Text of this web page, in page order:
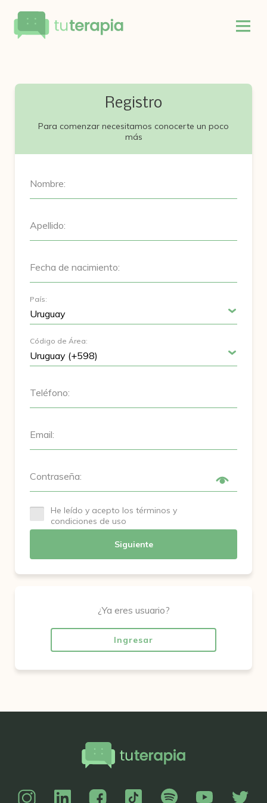
Registro
Para comenzar necesitamos conocerte un poco
más
Nombre:
Apellido:
Fecha de nacimiento:
País:
Código de Área:
Teléfono:
Email:
Contraseña:
He leído y acepto los términos y
condiciones de uso
Siguiente
¿Ya eres usuario?
Ingresar